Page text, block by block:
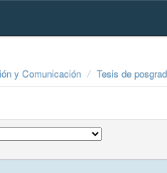
y Comunicación Tesis de